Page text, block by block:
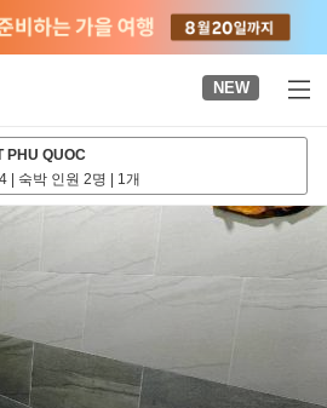
NEW
PHU QUOC
| 숙박 인원 2명 | 1개